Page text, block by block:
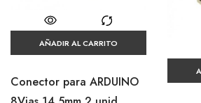
AÑADIR AL CARRITO
Conector para ARDUINO